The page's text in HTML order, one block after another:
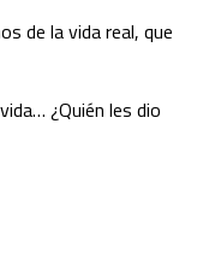
de la vida real, que
¿Quién les dio